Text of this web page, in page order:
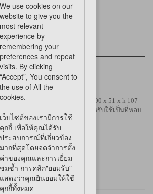
กรง สำหรับสัตว์เลี้ยง ขนาด
100 x 51 x h 107
มีประตูสำหรับเปิด-ปิด เหมาะสำหรับใช้เป็นที่หลบ
อยู่ภายในกรงที่มีอย่างครบถ้วน
in
We use cookies on our
website to give you the
most relevant
experience by
remembering your
preferences and repeat
visits. By clicking
“Accept”, You consent to
the use of All the
cookies.
เว็บไซต์ของเรามีการใช้
คุกกี้ เพื่อให้คุณได้รับ
ประสบการณ์ที่เกี่ยวข้อง
มากที่สุดโดยจดจำการตั้ง
ค่าของคุณและการเยี่ยม
ชมซ้ำ การคลิก"ยอมรับ"
แสดงว่าคุณยินยอมให้ใช้
คุกกี้ทั้งหมด